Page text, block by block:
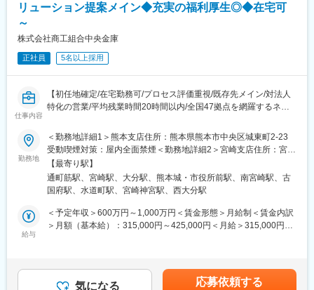
て向けた財務をはじめとした支援策を社長や財務部門トップに提
■営業ポジションの特徴と魅力：
・財務支援以外にも豊富なソリューションを活用し、幅のある提
おり、個人の定量的なノルマ設定はありません。
・戦略的に訪問先を選定し、仮説提案型の営業を行います。（1日
・代表者と直接面談を通じて、自身が設計した金融ソリューショ
ンスキームを直接経営者向けにご提案可能です。
・取引先は法人に限定されており、法人向けソリューション提供
の専門性をより高めることができます。
■今後のキャリアパス事例：
営業でご活躍いただいた後にスタートアップ営業室や投資開発事
業室等のバックオフィスポジションへのキャリアも形成できま
■当金庫働き方と魅力：
・初任地は九州エリア（長崎支店、熊本支店、大分支店、宮崎支
リューション提案メイン◆充実の福利厚生◎◆在宅可
～
株式会社商工組合中央金庫
正社員 5名以上採用
仕事内容
【初任地確定/在宅勤務可/プロセス評価重視/既存先メイン/対法人
特化の営業/平均残業時間20時間以内/全国47拠点を網羅するネッ
■職務概要：
法人の営業担当となり、九州エリアを主として各自50先～100先
の中小企業をメインとした事業者へ向けて様々な課題解決手段を
用いて提案営業を推進いただきます。
※プロジェクト事例：
https://shochu-saiyo.com/plus/project/002/
└大規模テーマパークの開設に際して当金庫がシンジケートロー
ンのアレンジャーとして、現地の支店法人営業担当者が中心とな
顧客の財務分析を行い、特性に合わせて融資やデリバティブ取
引、シンジケートローン組成などの提案・セールス・経営相談・
勤務地
＜勤務地詳細1＞熊本支店住所：熊本県熊本市中央区城東町2-23
受動喫煙対策：屋内全面禁煙＜勤務地詳細2＞宮崎支店住所：宮崎
県宮崎市錦町1-10 受動喫煙対策：屋内全面禁煙＜勤務地詳細3＞
大分支店住所：大分県大分市都町2-1-6 受動喫煙対策：屋内全面禁
煙変更の範囲：会社の定める事業所
【最寄り駅】
通町筋駅、宮崎駅、大分駅、熊本城・市役所前駅、南宮崎駅、古
国府駅、水道町駅、宮崎神宮駅、西大分駅
給与
＜予定年収＞600万円～1,000万円＜賃金形態＞月給制＜賃金内訳
＞月額（基本給）：315,000円～425,000円＜月給＞315,000円～
安の金額であり、選考を通じて上下する可能性があります。月給
気になる 応募依頼する